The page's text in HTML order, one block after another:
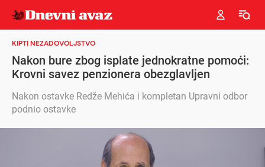
KIPTI NEZADOVOLJSTVO
Nakon bure zbog isplate jednokratne pomoći:
Krovni savez penzionera obezglavljen
Nakon ostavke Redže Mehića i kompletan Upravni odbor
podnio ostavke